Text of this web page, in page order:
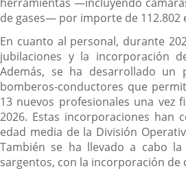
herramientas —incluyendo
de gases— por importe de 112.802
En cuanto al personal, durante
jubilaciones y la incorporación
Además, se ha desarrollado un
bomberos-conductores que
13 nuevos profesionales una vez
2026. Estas incorporaciones han
edad media de la División
También se ha llevado a cabo
sargentos, con la incorporación de